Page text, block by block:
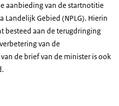
aanbieding van de startnotitie
Landelijk Gebied (NPLG). Hierin
besteed aan de terugdringing
van de
de brief van de minister is ook